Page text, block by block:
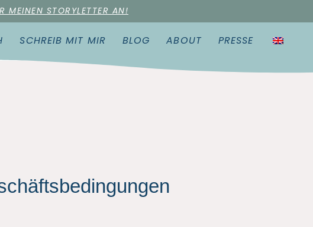
MEINEN STORYLETTER AN!
SCHREIB MIT MIR BLOG ABOUT PRESSE